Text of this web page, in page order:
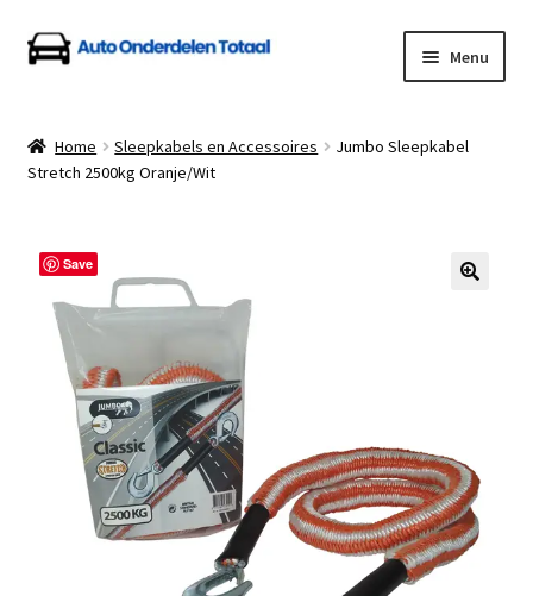
Ga
door
navigatie
Ga
naar
inhoud
Menu
Algemene Voorwaarden
Betalen en Verzenden
Blog
Contact
Klantenservice
Home Sleepkabels en Accessoires
Jumbo Sleepkabel
Stretch 2500kg Oranje/Wit
Save